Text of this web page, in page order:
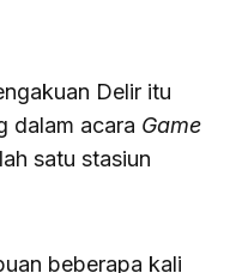
Delir itu
dalam acara Game
satu stasiun
beberapa kali